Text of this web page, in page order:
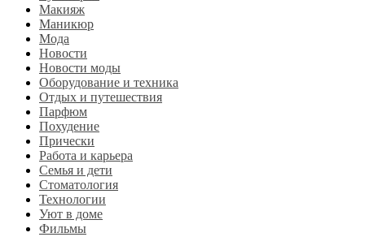
Макияж
Маникюр
Мода
Новости
Новости моды
Оборудование и техника
Отдых и путешествия
Парфюм
Похудение
Прически
Работа и карьера
Семья и дети
Стоматология
Технологии
Уют в доме
Фильмы